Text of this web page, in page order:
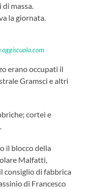
massa.
la giornata.
erano occupati il
Gramsci e altri
cortei e
il blocco della
Malfatti,
consiglio di fabbrica
di Francesco